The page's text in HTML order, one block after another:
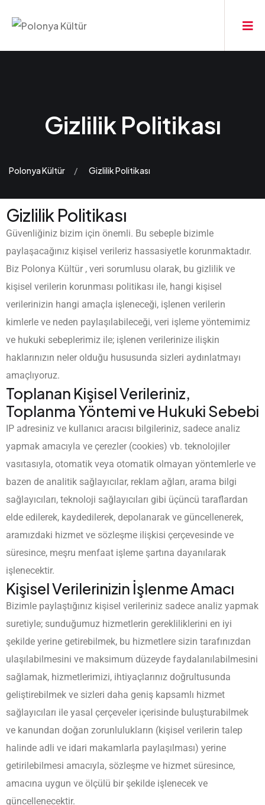
Gizlilik Politikası
Polonya Kültür Gizlilik Politikası
Gizlilik Politikası
Güvenliğiniz bizim için önemli. Bu sebeple bizimle
paylaşacağınız kişisel verileriz hassasiyetle korunmaktadır.
Biz Polonya Kültür , veri sorumlusu olarak, bu gizlilik ve
kişisel verilerin korunması politikası ile, hangi kişisel
verilerinizin hangi amaçla işleneceği, işlenen verilerin
kimlerle ve neden paylaşılabileceği, veri işleme yöntemimiz
ve hukuki sebeplerimiz ile; işlenen verilerinize ilişkin
haklarınızın neler olduğu hususunda sizleri aydınlatmayı
amaçlıyoruz.
Toplanan Kişisel Verileriniz,
Toplanma Yöntemi ve Hukuki Sebebi
IP adresiniz ve kullanıcı aracısı bilgileriniz, sadece analiz
yapmak amacıyla ve çerezler (cookies) vb. teknolojiler
vasıtasıyla, otomatik veya otomatik olmayan yöntemlerle ve
bazen de analitik sağlayıcılar, reklam ağları, arama bilgi
sağlayıcıları, teknoloji sağlayıcıları gibi üçüncü taraflardan
elde edilerek, kaydedilerek, depolanarak ve güncellenerek,
aramızdaki hizmet ve sözleşme ilişkisi çerçevesinde ve
süresince, meşru menfaat işleme şartına dayanılarak
işlenecektir.
Kişisel Verilerinizin İşlenme Amacı
Bizimle paylaştığınız kişisel verileriniz sadece analiz yapmak
suretiyle; sunduğumuz hizmetlerin gerekliliklerini en iyi
şekilde yerine getirebilmek, bu hizmetlere sizin tarafınızdan
ulaşılabilmesini ve maksimum düzeyde faydalanılabilmesini
sağlamak, hizmetlerimizi, ihtiyaçlarınız doğrultusunda
geliştirebilmek ve sizleri daha geniş kapsamlı hizmet
sağlayıcıları ile yasal çerçeveler içerisinde buluşturabilmek
ve kanundan doğan zorunlulukların (kişisel verilerin talep
halinde adli ve idari makamlarla paylaşılması) yerine
getirilebilmesi amacıyla, sözleşme ve hizmet süresince,
amacına uygun ve ölçülü bir şekilde işlenecek ve
güncellenecektir.